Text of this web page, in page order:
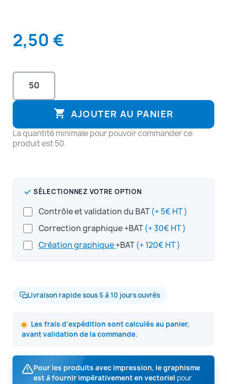
2,50 €
 AJOUTER AU PANIER
La quantité minimale pour pouvoir commander ce
produit est 50.
SÉLECTIONNEZ VOTRE OPTION
Contrôle et validation du BAT
(+ 5€ HT )
Correction graphique +BAT
(+ 30€ HT )
Création graphique+BAT (+ 120€ HT )
Livraison rapide sous 5 à 10 jours ouvrés
Les frais d'expédition sont calculés au panier,
avant validation de la commande.
Pour les produits avec impression, le graphisme
est à fournir impérativement en vectoriel pour